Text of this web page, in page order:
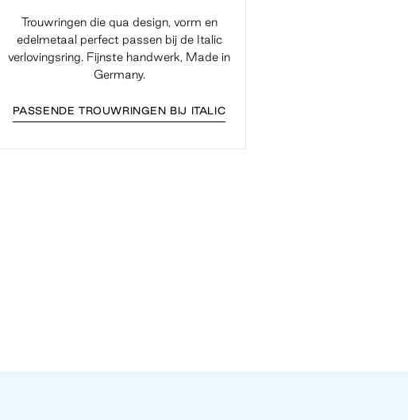
Trouwringen die qua design, vorm en
edelmetaal perfect passen bij de Italic
verlovingsring. Fijnste handwerk, Made in
Germany.
PASSENDE TROUWRINGEN BIJ ITALIC